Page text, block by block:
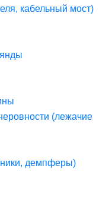
кабельный мост)
(лежачие
демпферы)